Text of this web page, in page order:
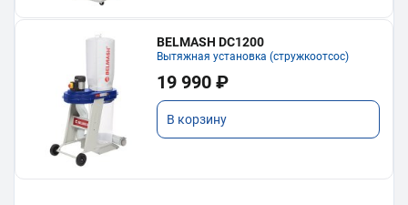
BELMASH DC1200
Вытяжная установка (стружкоотсос)
19 990 ₽
В корзину